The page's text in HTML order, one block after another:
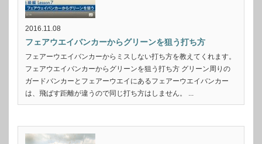
2016.11.08
フェアウエイバンカーからグリーンを狙う打ち方
フェアーウエイバンカーからミスしない打ち方を教えてくれます。
フェアウエイバンカーからグリーンを狙う打ち方 グリーン周りの
ガードバンカーとフェアーウエイにあるフェアーウエイバンカー
は、飛ばす距離が違うので同じ打ち方はしません。 ...